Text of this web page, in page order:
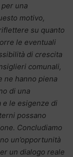
una
motivo,
su quanto
le eventuali
di crescita
comunali,
ne hanno piena
di una
e le esigenze di
possano
Concludiamo
un’opportunità
un dialogo reale